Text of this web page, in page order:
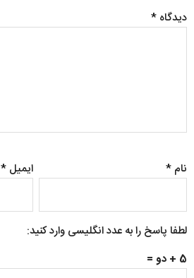
دیدگاه *
نام * ایمیل*
لطفا پاسخ را به عدد انگلیسی وارد کنید:
5 + دو =